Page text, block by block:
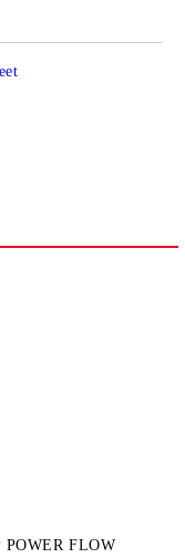
FLOW